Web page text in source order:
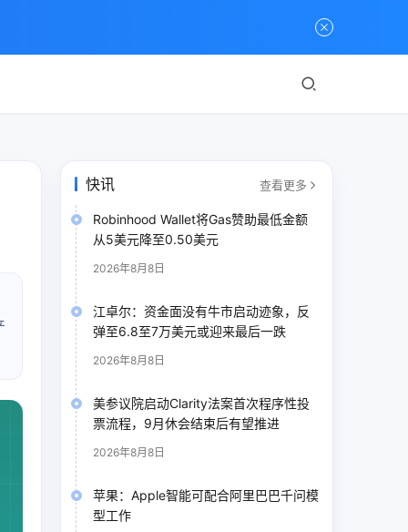
快讯 查看更多
Robinhood Wallet将Gas赞助最低金额
从5美元降至0.50美元
2026年8月8日
江卓尔：资金面没有牛市启动迹象，反
弹至6.8至7万美元或迎来最后一跌
2026年8月8日
美参议院启动Clarity法案首次程序性投
票流程，9月休会结束后有望推进
2026年8月8日
苹果：Apple智能可配合阿里巴巴千问模
型工作